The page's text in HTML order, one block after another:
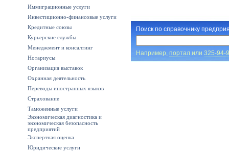
Иммиграционные услуги
Инвестиционно-финансовые услуги
Кредитные союзы
Курьерские службы
Менеджмент и консалтинг
Нотариусы
Организация выставок
Охранная деятельность
Переводы иностранных языков
Страхование
Таможенные услуги
Экономическая диагностика и
экономическая безопасность
предприятий
Экспертная оценка
Юридические услуги
Поиск по справочнику
Например, порталили 325-94-